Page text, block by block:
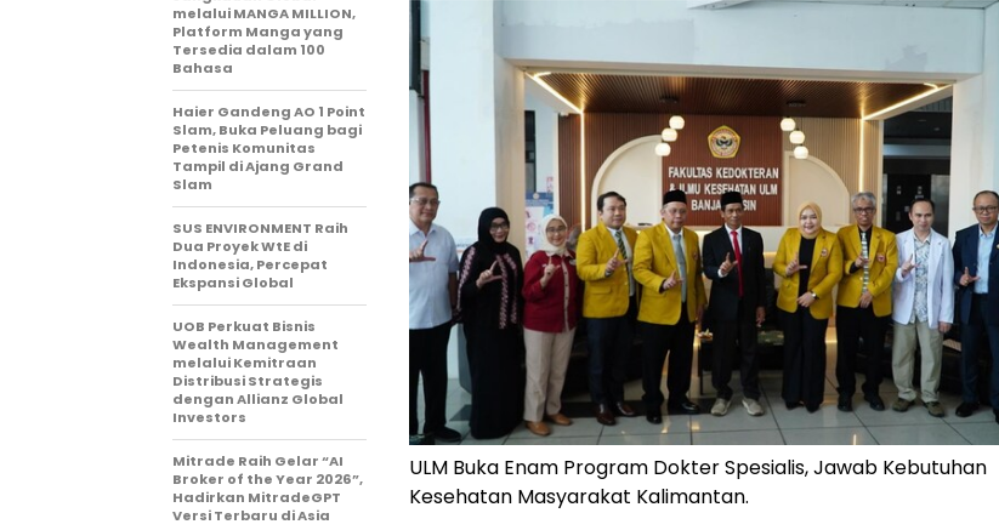
ULM Buka Enam Program Dokter Spesialis, Jawab Kebutuhan
Kesehatan Masyarakat Kalimantan.
melalui MANGA MILLION,
Platform Manga yang
Tersedia dalam 100
Bahasa
Haier Gandeng AO 1 Point
Slam, Buka Peluang bagi
Petenis Komunitas
Tampil di Ajang Grand
Slam
SUS ENVIRONMENT Raih
Dua Proyek WtE di
Indonesia, Percepat
Ekspansi Global
UOB Perkuat Bisnis
Wealth Management
melalui Kemitraan
Distribusi Strategis
dengan Allianz Global
Investors
Mitrade Raih Gelar “AI
Broker of the Year 2026”,
Hadirkan MitradeGPT
Versi Terbaru di Asia